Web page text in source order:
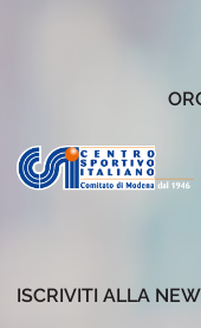
ISCRIVITI ALLA